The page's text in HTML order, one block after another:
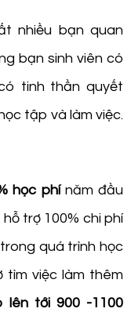
nhiều bạn quan
bạn sinh viên có
tinh thần quyết
tập và làm việc.
học phínăm đầu
trợ 100% chi phí
quá trình học
việc làm thêm
lên tới 900 -1100